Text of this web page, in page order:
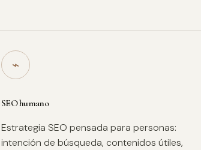
⌁
SEO humano
Estrategia SEO pensada para personas:
intención de búsqueda, contenidos útiles,